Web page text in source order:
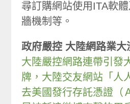
尋訂購網站使用ITA軟
牆機制等。
政府嚴控 大陸網路業大
大陸嚴控網路連帶引發
牌，大陸交友網站「人
去美國發行存託憑證（